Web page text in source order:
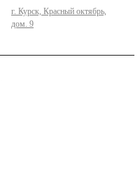
г. Курск, Красный октябрь,
дом. 9